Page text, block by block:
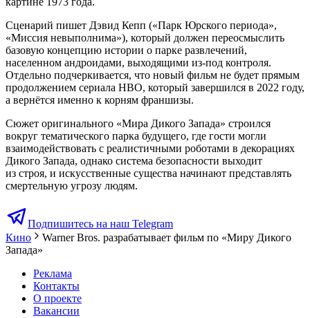
Сценарий пишет Дэвид Кепп («Парк Юрского периода»,
«Миссия невыполнима»), который должен переосмыслить
базовую концепцию истории о парке развлечений,
населенном андроидами, выходящими из-под контроля.
Отдельно подчеркивается, что новый фильм не будет прямым
продолжением сериала HBO, который завершился в 2022 году,
а вернётся именно к корням франшизы.
Сюжет оригинального «Мира Дикого Запада» строился
вокруг тематического парка будущего, где гости могли
взаимодействовать с реалистичными роботами в декорациях
Дикого Запада, однако система безопасности выходит
из строя, и искусственные существа начинают представлять
смертельную угрозу людям.
Подпишитесь на наш Telegram
Кино
Warner Bros. разрабатывает фильм по «Миру Дикого
Запада»
Реклама
Контакты
О проекте
Вакансии